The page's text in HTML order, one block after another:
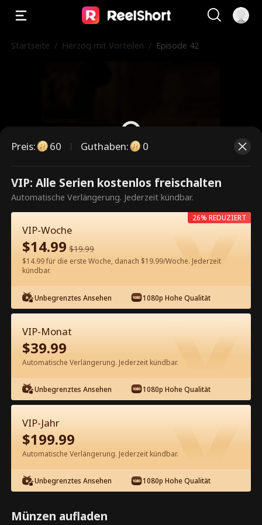
Startseite / Herzog mit Vorteilen / Episode 42
Dies ist eine kostenpflichtige
Episode. Bitte entsperren, um
60 Jetzt entsperren
Kostenlos in der App ansehen
Episode 42 - Herzog mit Vorteilen
Kompletter Film
0-49 50-88
42 43 44 45 46
Preis: 60 Guthaben: 0
VIP: Alle Serien kostenlos freischalten
Automatische Verlängerung. Jederzeit kündbar.
VIP-Woche
$14.99 $19.99
$14.99 für die erste Woche, danach $19.99/Woche. Jederzeit
kündbar.
Unbegrenztes Ansehen 1080p Hohe Qualität
26% REDUZIERT
VIP-Monat
$39.99
Automatische Verlängerung. Jederzeit kündbar.
Unbegrenztes Ansehen 1080p Hohe Qualität
VIP-Jahr
$199.99
Automatische Verlängerung. Jederzeit kündbar.
Unbegrenztes Ansehen 1080p Hohe Qualität
Münzen aufladen